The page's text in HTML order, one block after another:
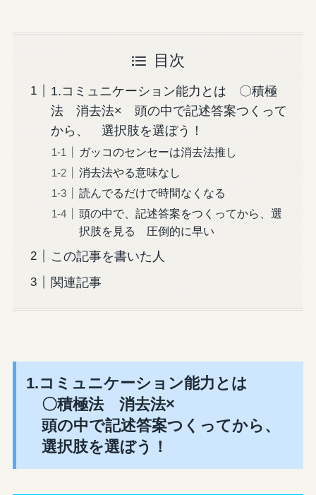
目次
1.コミュニケーション能力とは 〇積極
法 消去法× 頭の中で記述答案つくって
から、 選択肢を選ぼう！
ガッコのセンセーは消去法推し
消去法やる意味なし
読んでるだけで時間なくなる
頭の中で、記述答案をつくってから、選
択肢を見る 圧倒的に早い
この記事を書いた人
関連記事
1.コミュニケーション能力とは
〇積極法 消去法×
頭の中で記述答案つくってから、
選択肢を選ぼう！